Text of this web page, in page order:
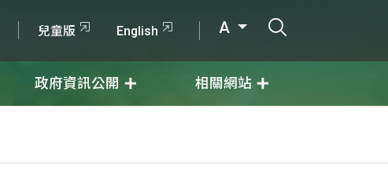
兒童版 English A
政府資訊公開 相關網站